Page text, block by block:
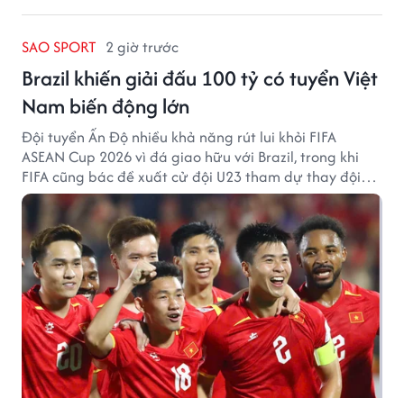
SAO SPORT 2 giờ trước
Brazil khiến giải đấu 100 tỷ có tuyển Việt
Nam biến động lớn
Đội tuyển Ấn Độ nhiều khả năng rút lui khỏi FIFA
ASEAN Cup 2026 vì đá giao hữu với Brazil, trong khi
FIFA cũng bác đề xuất cử đội U23 tham dự thay đội
tuyển quốc gia.